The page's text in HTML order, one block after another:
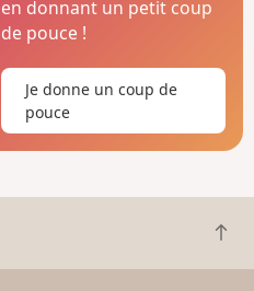
en donnant un petit coup
de pouce !
Je donne un coup de
pouce
R
e